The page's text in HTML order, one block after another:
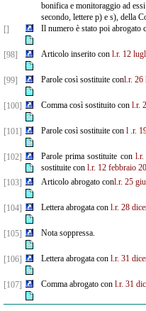
bonifica e monitoraggio ad
secondo, lettere p) e s), della
[]
Il numero è stato poi abrogato
[98] Articolo inserito con l.r. 12
[99] Parole così sostituite conl.r. 26
[100] Comma così sostituito con l.r.
[101] Parole così sostituite con l .r.
[102] Parole prima sostituite con l.r.
sostituite con l.r. 12 febbraio
[103]
Articolo abrogato conl.r. 25
[104] Lettera abrogata con l.r. 28
[105] Nota soppressa.
[106] Lettera abrogata con l.r. 31
[107] Comma abrogato con l.r. 31